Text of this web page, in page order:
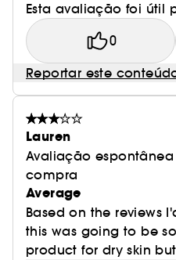
Esta avaliação foi útil
0
Reportar este
Lauren
Avaliação
compra
Average
Based on the reviews
this was going to be
product for dry skin